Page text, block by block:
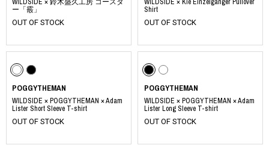
WILDSIDE × 鈴木盛久工房 コースタ
ー「霰」
OUT OF STOCK
WILDSIDE × Kie Einzelganger Pullover
Shirt
OUT OF STOCK
POGGYTHEMAN
WILDSIDE × POGGYTHEMAN × Adam
Lister Short Sleeve T-shirt
OUT OF STOCK
POGGYTHEMAN
WILDSIDE × POGGYTHEMAN × Adam
Lister Long Sleeve T-shirt
OUT OF STOCK